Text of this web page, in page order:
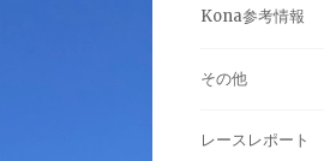
Kona参考情報
その他
レースレポート